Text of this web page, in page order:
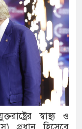
স্বাস্থ্য ও